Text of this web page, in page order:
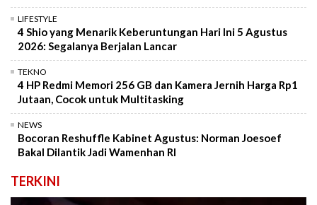
LIFESTYLE
4 Shio yang Menarik Keberuntungan Hari Ini 5 Agustus
2026: Segalanya Berjalan Lancar
TEKNO
4 HP Redmi Memori 256 GB dan Kamera Jernih Harga Rp1
Jutaan, Cocok untuk Multitasking
NEWS
Bocoran Reshuffle Kabinet Agustus: Norman Joesoef
Bakal Dilantik Jadi Wamenhan RI
TERKINI